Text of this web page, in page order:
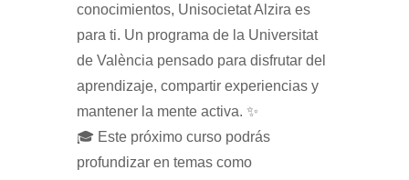
conocimientos, Unisocietat Alzira es
para ti. Un programa de la Universitat
de València pensado para disfrutar del
aprendizaje, compartir experiencias y
mantener la mente activa. ✨
🎓 Este próximo curso podrás
profundizar en temas como